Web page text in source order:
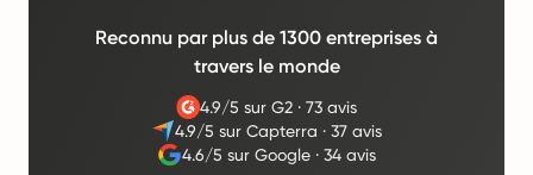
Reconnu par plus de 1300 entreprises à
travers le monde
4.9/5 sur G2 ·73 avis
4.9/5 sur Capterra ·37 avis
4.6/5 sur Google· 34 avis